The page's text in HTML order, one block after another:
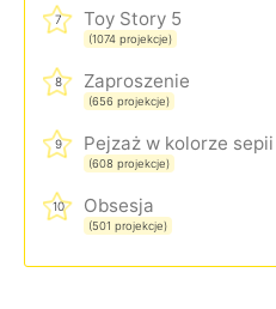
7 Toy Story 5
(1074 projekcje)
8 Zaproszenie
(656 projekcje)
9 Pejzaż w kolorze sepii
(608 projekcje)
10 Obsesja
(501 projekcje)